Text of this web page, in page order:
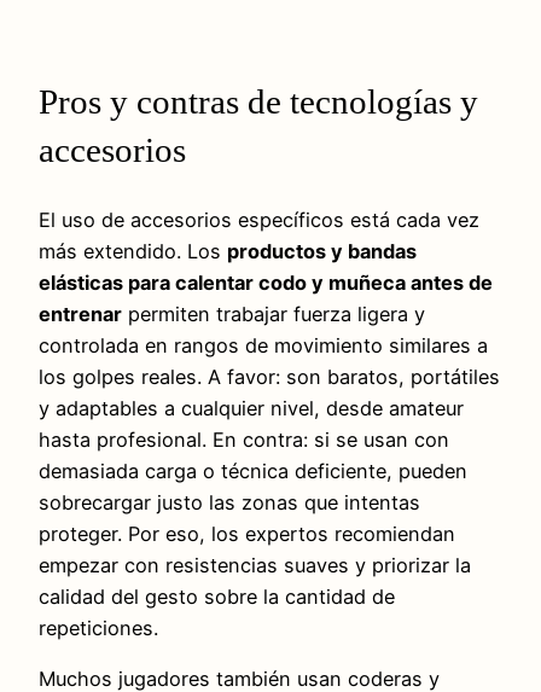
Pros y contras de tecnologías y
accesorios
El uso de accesorios específicos está cada vez
más extendido. Los productos y bandas
elásticas para calentar codo y muñeca antes de
entrenar permiten trabajar fuerza ligera y
controlada en rangos de movimiento similares a
los golpes reales. A favor: son baratos, portátiles
y adaptables a cualquier nivel, desde amateur
hasta profesional. En contra: si se usan con
demasiada carga o técnica deficiente, pueden
sobrecargar justo las zonas que intentas
proteger. Por eso, los expertos recomiendan
empezar con resistencias suaves y priorizar la
calidad del gesto sobre la cantidad de
repeticiones.
Muchos jugadores también usan coderas y